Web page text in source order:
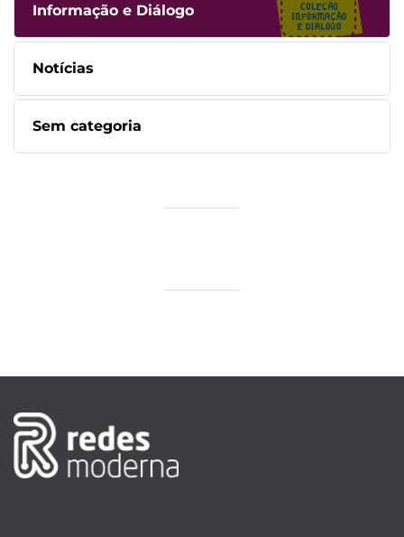
Informação e Diálogo
Notícias
Sem categoria